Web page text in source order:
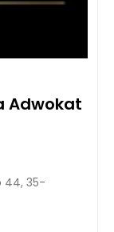
Adwokat
44, 35-